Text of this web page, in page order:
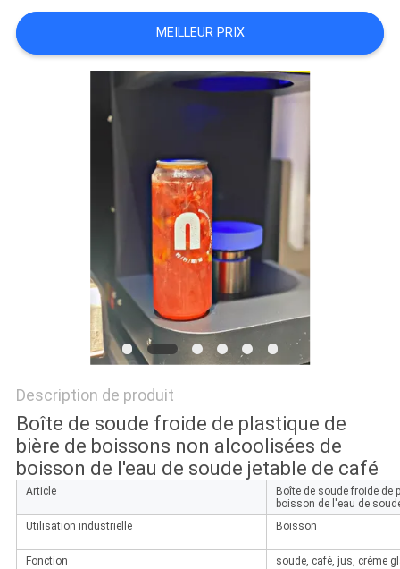
PLAN
DU
MEILLEUR PRIX
Description de produit
Boîte de soude froide de plastique de
bière de boissons non alcoolisées de
boisson de l'eau de soude jetable de café
Article
Boîte de soude froide de
boisson de l'eau de
Utilisation industrielle
Boisson
Fonction soude, café, jus, crème